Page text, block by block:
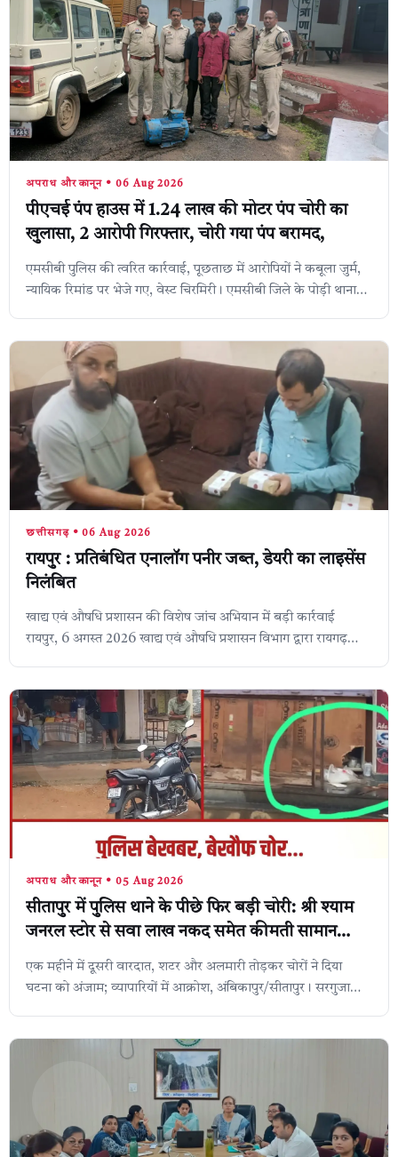
अपराध और कानून • 06 Aug 2026
पीएचई पंप हाउस में 1.24 लाख की मोटर पंप चोरी का
खुलासा, 2 आरोपी गिरफ्तार, चोरी गया पंप बरामद,
एमसीबी पुलिस की त्वरित कार्रवाई, पूछताछ में आरोपियों ने कबूला जुर्म,
न्यायिक रिमांड पर भेजे गए, वेस्ट चिरमिरी। एमसीबी जिले के पोड़ी थाना
छत्तीसगढ़ • 06 Aug 2026
रायपुर : प्रतिबंधित एनालॉग पनीर जब्त, डेयरी का लाइसेंस
निलंबित
खाद्य एवं औषधि प्रशासन की विशेष जांच अभियान में बड़ी कार्रवाई
रायपुर, 6 अगस्त 2026 खाद्य एवं औषधि प्रशासन विभाग द्वारा रायगढ़
अपराध और कानून • 05 Aug 2026
सीतापुर में पुलिस थाने के पीछे फिर बड़ी चोरी: श्री श्याम
जनरल स्टोर से सवा लाख नकद समेत कीमती सामान
एक महीने में दूसरी वारदात, शटर और अलमारी तोड़कर चोरों ने दिया
घटना को अंजाम; व्यापारियों में आक्रोश, अंबिकापुर/सीतापुर। सरगुजा